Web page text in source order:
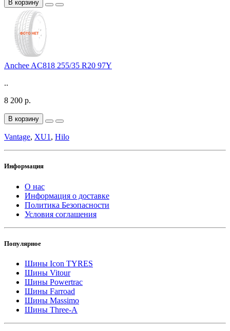
В корзину
Anchee AC818 255/35 R20 97Y
..
8 200 р.
В корзину
Vantage, XU1 , Hilo
Информация
О нас
Информация о доставке
Политика Безопасности
Условия соглашения
Популярное
Шины Icon TYRES
Шины Vitour
Шины Powertrac
Шины Farroad
Шины Massimo
Шины Three-A